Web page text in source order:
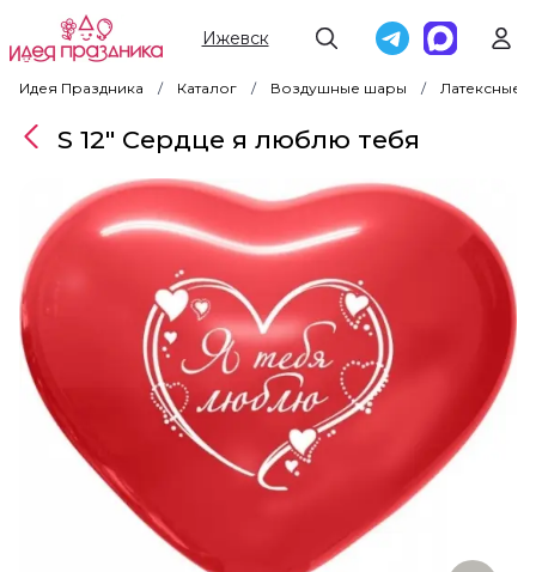
Ижевск
Идея Праздника Каталог Воздушные шары Латексные
S 12" Сердце я люблю тебя